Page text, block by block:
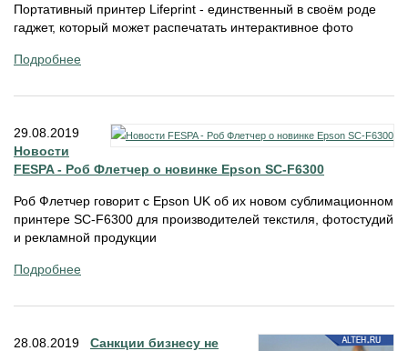
Портативный принтер Lifeprint - единственный в своём роде
гаджет, который может распечатать интерактивное фото
Подробнее
29.08.2019
Новости
FESPA - Роб Флетчер о новинке Epson SC-F6300
Роб Флетчер говорит с Epson UK об их новом сублимационном
принтере SC-F6300 для производителей текстиля, фотостудий
и рекламной продукции
Подробнее
28.08.2019 Санкции бизнесу не